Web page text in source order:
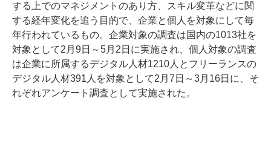
する上でのマネジメントのあり方、スキル変革などに関
する経年変化を追う目的で、企業と個人を対象にして毎
年行われているもの。企業対象の調査は国内の1013社を
対象として2月9日～5月2日に実施され、個人対象の調査
は企業に所属するデジタル人材1210人とフリーランスの
デジタル人材391人を対象として2月7日～3月16日に、そ
れぞれアンケート調査として実施された。